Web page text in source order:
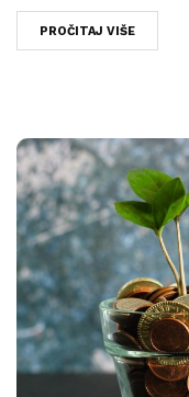
PROČITAJ VIŠE